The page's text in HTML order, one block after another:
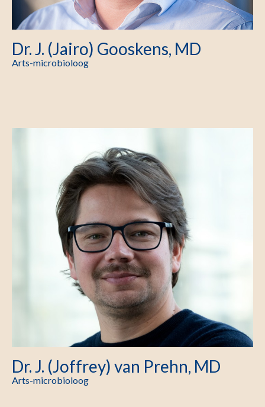
Dr. J. (Jairo) Gooskens, MD
Arts-microbioloog
Dr. J. (Joffrey) van Prehn, MD
Arts-microbioloog